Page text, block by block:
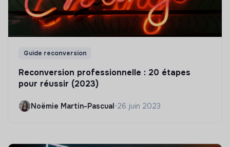
Guide reconversion
Reconversion professionnelle : 20 étapes
pour réussir (2023)
Noëmie Martin-Pascual•26 juin 2023